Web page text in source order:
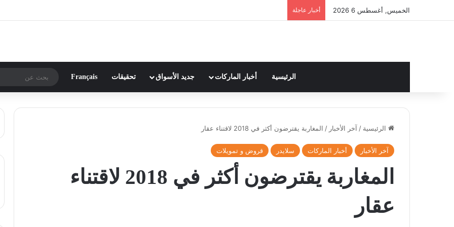
الخميس, أغسطس 6 2026 أخبار عاجلة
الرئيسية أخبار الماركات جديد الأسواق تحقيقات Français
الرئيسية / آخر الأخبار / المغاربة يقترضون أكثر في 2018 لاقتناء عقار
آخر الأخبار أخبار الماركات سلايدر قروض و تمويلات
المغاربة يقترضون أكثر في 2018 لاقتناء
عقار